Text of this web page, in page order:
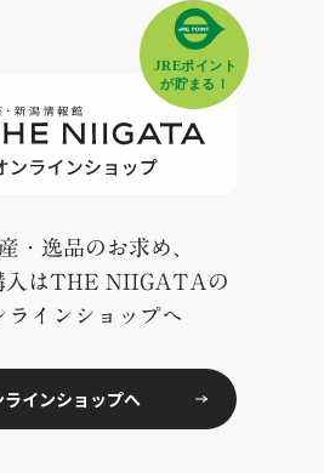
・逸品のお求め、
入はTHE NIIGATAの
ラインショップへ
ラインショップへ